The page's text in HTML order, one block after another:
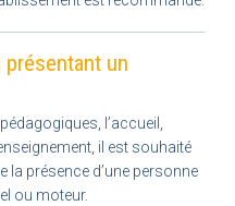
un
l’accueil,
il est souhaité
la présence d’une personne
ou moteur.